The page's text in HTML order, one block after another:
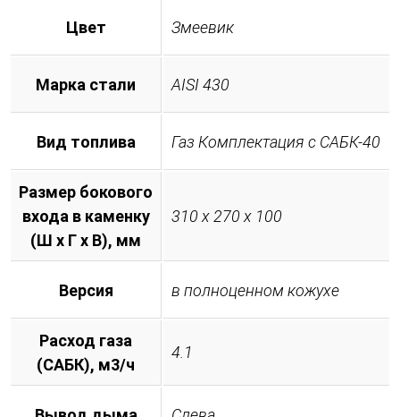
Цвет Змеевик
Марка стали AISI 430
Вид топлива Газ Комплектация с САБК-40
Размер бокового
входа в каменку
(Ш х Г х В), мм
310 х 270 х 100
Версия в полноценном кожухе
Расход газа
(САБК), м3/ч
4.1